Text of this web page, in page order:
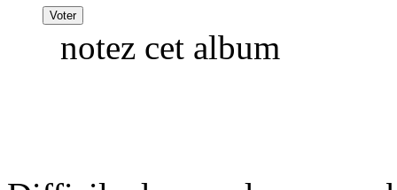
notez cet album